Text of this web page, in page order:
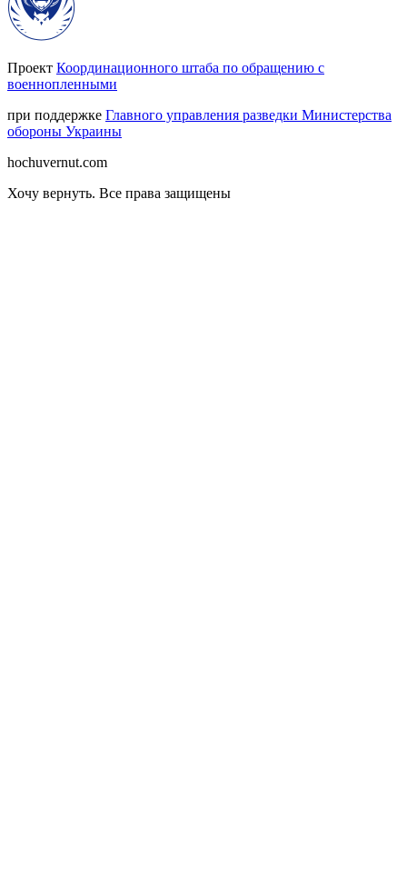
Проект Координационного штаба по обращению с
военнопленными
при поддержке Главного управления разведки Министерства
обороны Украины
hochuvernut.com
Хочу вернуть. Все права защищены